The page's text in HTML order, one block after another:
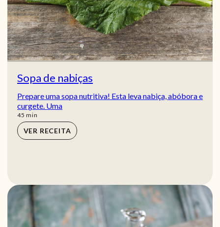
Sopa de nabiças
Prepare uma sopa nutritiva! Esta leva nabiça, abóbora e
curgete. Uma
45 min
min
VER RECEITA